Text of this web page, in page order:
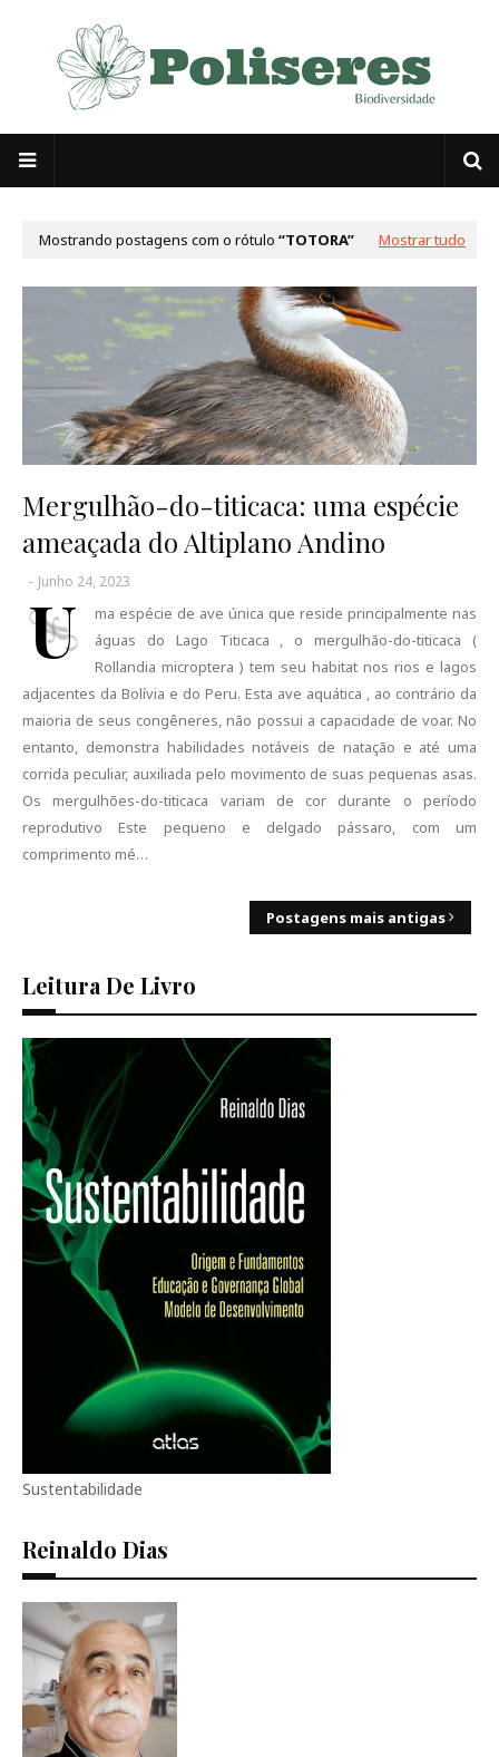
Mostrando postagens com o rótulo TOTORA Mostrar tudo
Mergulhão-do-titicaca: uma espécie
ameaçada do Altiplano Andino
- Junho 24, 2023
U
ma espécie de ave única que reside principalmente nas
águas do Lago Titicaca , o mergulhão-do-titicaca (
Rollandia microptera ) tem seu habitat nos rios e lagos
adjacentes da Bolívia e do Peru. Esta ave aquática , ao contrário da
maioria de seus congêneres, não possui a capacidade de voar. No
entanto, demonstra habilidades notáveis de natação e até uma
corrida peculiar, auxiliada pelo movimento de suas pequenas asas.
Os mergulhões-do-titicaca variam de cor durante o período
reprodutivo Este pequeno e delgado pássaro, com um
comprimento mé…
Postagens mais antigas
Leitura De Livro
Sustentabilidade
Reinaldo Dias